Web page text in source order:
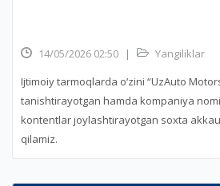
14/05/2026 02:50 |
Yangiliklar
Ijtimoiy tarmoqlarda o‘zini “UzAuto
tanishtirayotgan hamda kompaniya
kontentlar joylashtirayotgan soxta
qilamiz.